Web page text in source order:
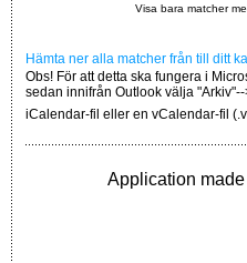
Visa bara matcher
Hämta ner alla matcher från till ditt
Obs! För att detta ska fungera i
sedan innifrån Outlook välja
iCalendar-fil eller en vCalendar-fil
Application